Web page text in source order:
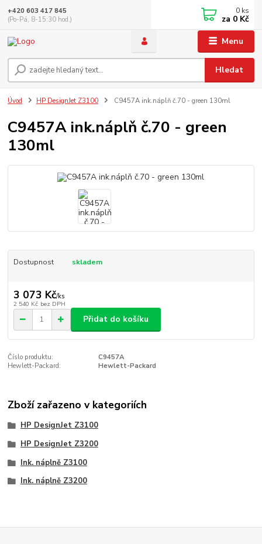
Menu
Hledat
+420 603 417 845
(Po-Pá, 8-15:30 hod.)
0 ks
za 0 Kč
Úvod HP DesignJet Z3100 C9457A ink.náplň č.70 - green 130ml
C9457A ink.náplň č.70 - green
130ml
Dostupnost skladem
3 073 Kč/ks
2 540 Kč bez DPH
Přidat do košíku
Číslo produktu:
C9457A
Hewlett-Packard:
Hewlett-Packard
Zboží zařazeno v kategoriích
HP DesignJet Z3100
HP DesignJet Z3200
Ink. náplně Z3100
Ink. náplně Z3200